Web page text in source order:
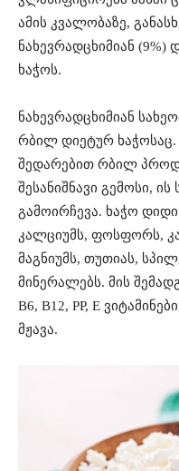
ამის კვალობაზე,
ნახევრადცხიმიან (9%)
ხაჭოს.
ნახევრადცხიმიან
რბილ დიეტურ
შედარებით რბილ
შესანიშნავი გემოსი,
გამოირჩევა. ხაჭო
კალციუმს, ფოსფორს,
მაგნიუმს, თუთიას,
მინერალებს. მის
B6, B12, PP, E
მჟავა.